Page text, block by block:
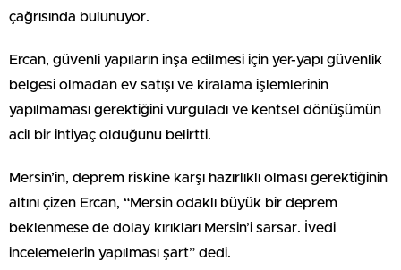
çağrısında bulunuyor.
Ercan, güvenli yapıların inşa edilmesi için yer-yapı güvenlik
belgesi olmadan ev satışı ve kiralama işlemlerinin
yapılmaması gerektiğini vurguladı ve kentsel dönüşümün
acil bir ihtiyaç olduğunu belirtti.
Mersin’in, deprem riskine karşı hazırlıklı olması gerektiğinin
altını çizen Ercan, “Mersin odaklı büyük bir deprem
beklenmese de dolay kırıkları Mersin’i sarsar. İvedi
incelemelerin yapılması şart” dedi.